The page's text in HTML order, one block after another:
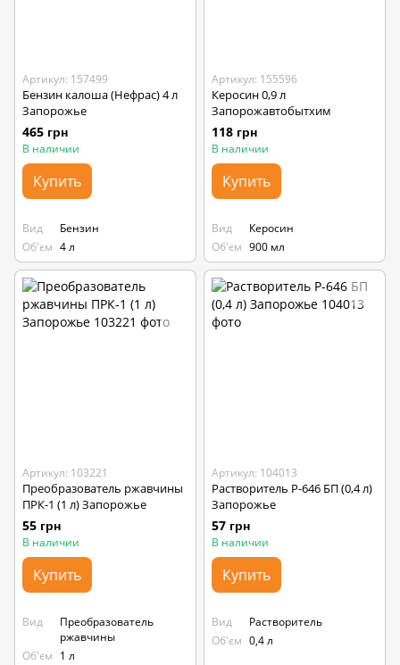
Артикул: 157499
Бензин калоша (Нефрас) 4 л
Запорожье
465 грн
В наличии
Купить
Вид
Бензин
Об'єм 4 л
Артикул: 155596
Керосин 0,9 л
Запорожавтобытхим
118 грн
В наличии
Купить
Вид
Керосин
Об'єм 900 мл
Артикул: 103221
Преобразователь ржавчины
ПРК-1 (1 л) Запорожье
55 грн
В наличии
Купить
Вид
Преобразователь
ржавчины
Об'єм 1 л
Артикул: 104013
Растворитель Р-646 БП (0,4 л)
Запорожье
57 грн
В наличии
Купить
Вид
Растворитель
Об'єм 0,4 л